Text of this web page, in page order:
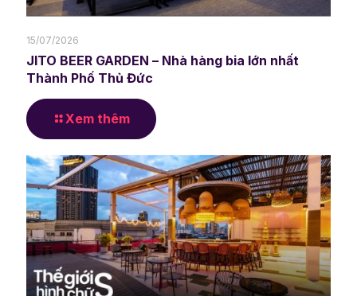
15/07/2026
JITO BEER GARDEN – Nhà hàng bia lớn nhất
Thành Phố Thủ Đức
Xem thêm